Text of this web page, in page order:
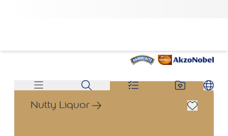
Nutty Liquor